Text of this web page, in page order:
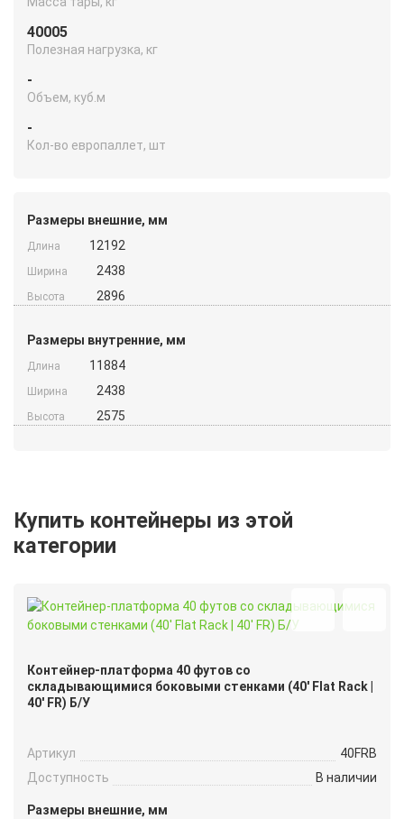
40005
Полезная нагрузка, кг
-
Объем, куб.м
-
Кол-во европаллет, шт
Размеры внешние, мм
Длина 12192
Ширина 2438
Высота 2896
Размеры внутренние, мм
Длина 11884
Ширина 2438
Высота 2575
Купить контейнеры из этой
категории
Контейнер-платформа 40 футов со
складывающимися боковыми стенками (40′ Flat Rack |
40′ FR) Б/У
Артикул
40FRB
Доступность
В наличии
Размеры внешние, мм